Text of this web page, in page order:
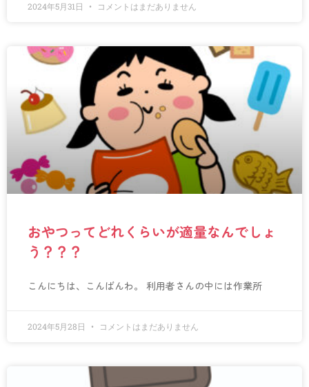
2024年5月31日 コメントはまだありません
おやつってどれくらいが適量なんでしょ
う？？？
こんにちは、こんばんわ。 利用者さんの中には作業所
2024年5月28日 コメントはまだありません